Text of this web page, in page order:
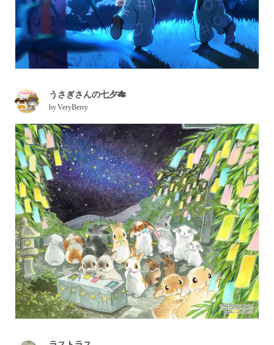
うさぎさんの七夕🎋
byVeryBerry